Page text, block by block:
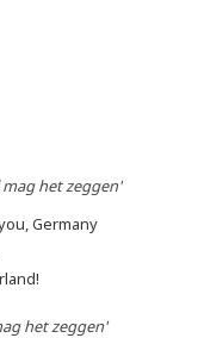
mag het zeggen'
Germany
het zeggen'